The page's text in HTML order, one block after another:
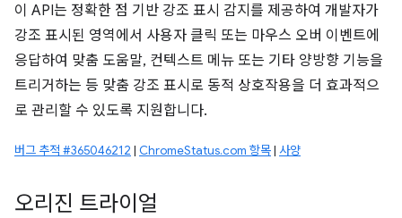
이 API는 정확한 점 기반 강조 표시 감지를 제공하여 개발자가
강조 표시된 영역에서 사용자 클릭 또는 마우스 오버 이벤트에
응답하여 맞춤 도움말, 컨텍스트 메뉴 또는 기타 양방향 기능을
트리거하는 등 맞춤 강조 표시로 동적 상호작용을 더 효과적으
로 관리할 수 있도록 지원합니다.
버그 추적 #365046212 | ChromeStatus.com 항목| 사양
오리진 트라이얼